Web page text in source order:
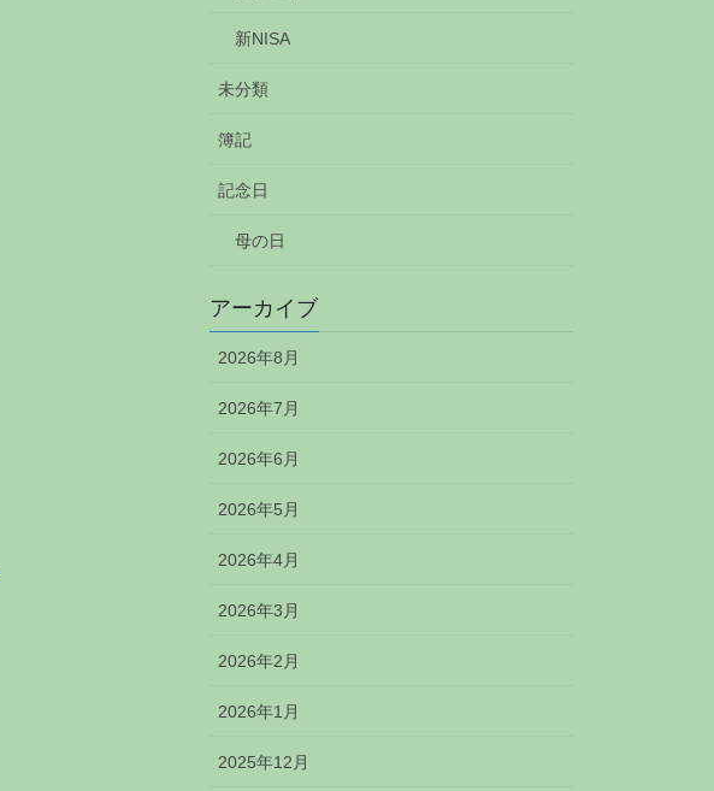
新NISA
未分類
簿記
記念日
母の日
アーカイブ
2026年8月
2026年7月
2026年6月
2026年5月
2026年4月
2026年3月
2026年2月
2026年1月
2025年12月